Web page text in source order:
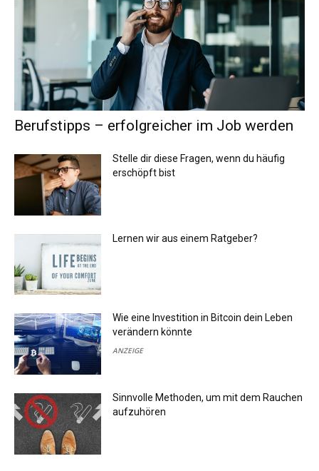
Berufstipps – erfolgreicher im Job werden
Stelle dir diese Fragen, wenn du häufig
erschöpft bist
Lernen wir aus einem Ratgeber?
Wie eine Investition in Bitcoin dein Leben
verändern könnte
ANZEIGE
Sinnvolle Methoden, um mit dem Rauchen
aufzuhören